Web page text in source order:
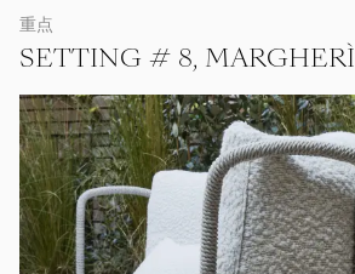
重点
SETTING # 8, MARGHERÌ